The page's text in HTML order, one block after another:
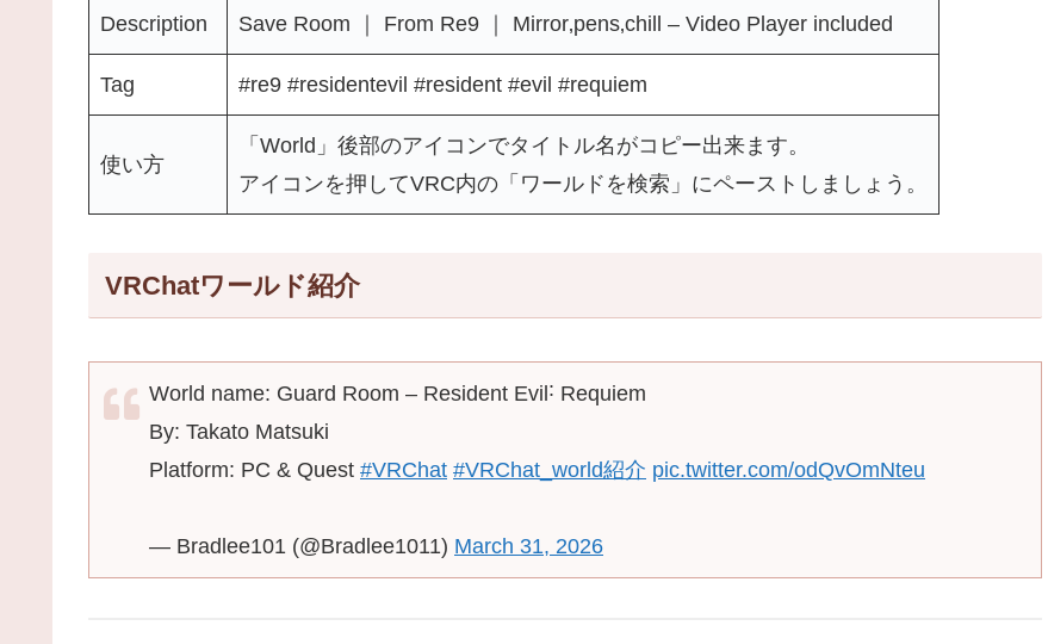
Description Save Room ｜ From Re9 ｜ Mirror‚pens‚chill – Video Player included
Tag #re9 #residentevil #resident #evil #requiem
使い方
「World」後部のアイコンでタイトル名がコピー出来ます。
アイコンを押してVRC内の「ワールドを検索」にペーストしましょう。
VRChatワールド紹介
World name: Guard Room – Resident Evil˸ Requiem
By: Takato Matsuki
Platform: PC & Quest #VRChat #VRChat_world紹介 pic.twitter.com/odQvOmNteu
— Bradlee101 (@Bradlee1011) March 31, 2026